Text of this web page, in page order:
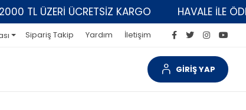
TL ÜZERİ ÜCRETSİZ KARGO HAVALE İLE
Sipariş Takip Yardım İletişim
GİRİŞ YAP